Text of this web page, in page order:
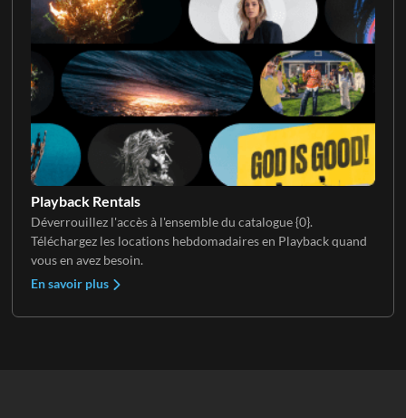
Playback Rentals
Déverrouillez l'accès à l'ensemble du catalogue {0}.
Téléchargez les locations hebdomadaires en Playback quand
vous en avez besoin.
En savoir plus